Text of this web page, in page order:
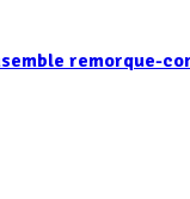
remorque-